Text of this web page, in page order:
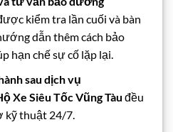
kiểm tra lần cuối và bàn
dẫn thêm cách bảo
hạn chế sự cố lặp lại.
sau dịch vụ
Xe Siêu Tốc Vũng Tàu đều
kỹ thuật 24/7.